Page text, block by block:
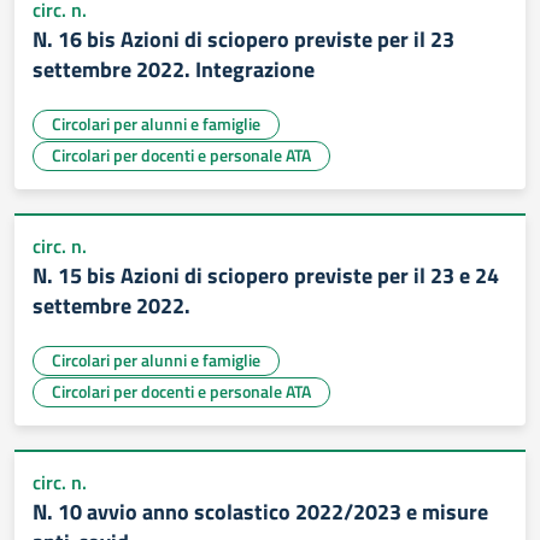
circ. n.
N. 16 bis Azioni di sciopero previste per il 23
settembre 2022. Integrazione
Circolari per alunni e famiglie
Circolari per docenti e personale ATA
circ. n.
N. 15 bis Azioni di sciopero previste per il 23 e 24
settembre 2022.
Circolari per alunni e famiglie
Circolari per docenti e personale ATA
circ. n.
N. 10 avvio anno scolastico 2022/2023 e misure